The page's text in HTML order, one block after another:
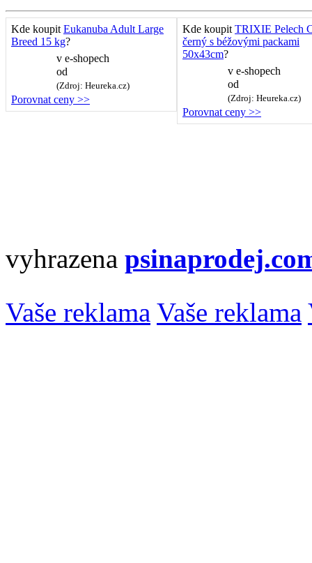
Kde koupit Eukanuba Adult Large
Breed 15 kg?
v e-shopech
od
(Zdroj: Heureka.cz)
Porovnat ceny >>
Kde koupit TRIXIE Pelech
černý s béžovými packami
50x43cm?
v e-shopech
od
(Zdroj: Heureka.cz)
Porovnat ceny >>
vyhrazena
Vaše reklama Vaše reklama